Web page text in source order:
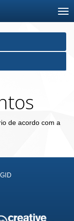
de acordo com a